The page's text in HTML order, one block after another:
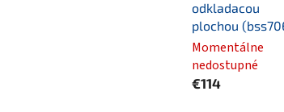
odkladacou
plochou
Momentálne
nedostupné
€114